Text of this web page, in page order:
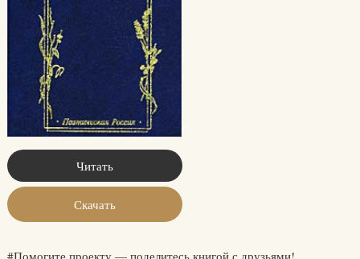
Читать
Скачать
#Помогите проекту — поделитесь книгой с друзьями!